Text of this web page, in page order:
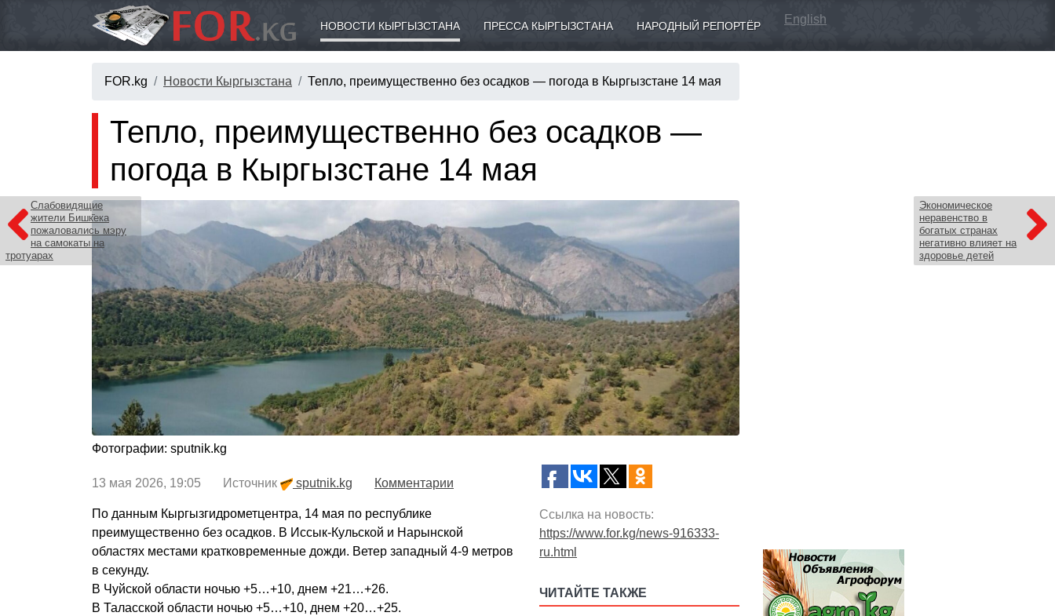
НОВОСТИ КЫРГЫЗСТАНА ПРЕССА КЫРГЫЗСТАНА НАРОДНЫЙ РЕПОРТЁР English
FOR.kg Новости Кыргызстана Тепло, преимущественно без осадков — погода в Кыргызстане 14 мая
Слабовидящие
жители Бишкека
пожаловались мэру
на самокаты на
тротуарах
Экономическое
неравенство в
богатых странах
негативно влияет на
здоровье детей
Тепло, преимущественно без осадков —
погода в Кыргызстане 14 мая
Фотографии: sputnik.kg
13 мая 2026, 19:05 Источник sputnik.kg Комментарии
По данным Кыргызгидрометцентра, 14 мая по республике
преимущественно без осадков. В Иссык-Кульской и Нарынской
областях местами кратковременные дожди. Ветер западный 4-9 метров
в секунду.
В Чуйской области ночью +5…+10, днем +21…+26.
В Таласской области ночью +5…+10, днем +20…+25.
Ссылка на новость:
https://www.for.kg/news-916333-
ru.html
ЧИТАЙТЕ ТАКЖЕ